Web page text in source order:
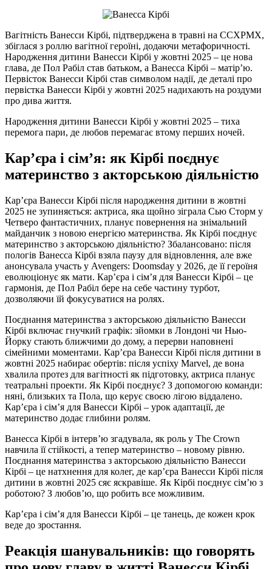
Вагітність Ванесси Кірбі, підтверджена в травні на CCXPMX,
збіглася з роллю вагітної героїні, додаючи метафоричності.
Народження дитини Ванесси Кірбі у жовтні 2025 – це нова
глава, де Пол Рабіл став батьком, а Ванесса Кірбі – матір’ю.
Первісток Ванесси Кірбі став символом надії, де деталі про
первістка Ванесси Кірбі у жовтні 2025 надихають на роздуми
про дива життя.
Народження дитини Ванесси Кірбі у жовтні 2025 – тиха
перемога пари, де любов перемагає втому перших ночей.
Кар’єра і сім’я: як Кірбі поєднує
материнство з акторською діяльністю
Кар’єра Ванесси Кірбі після народження дитини в жовтні
2025 не зупиняється: актриса, яка щойно зіграла Сью Сторм у
Четверо фантастичних, планує повернення на знімальний
майданчик з новою енергією материнства. Як Кірбі поєднує
материнство з акторською діяльністю? Збалансовано: після
пологів Ванесса Кірбі взяла паузу для відновлення, але вже
анонсувала участь у Avengers: Doomsday у 2026, де її героїня
еволюціонує як мати. Кар’єра і сім’я для Ванесси Кірбі – це
гармонія, де Пол Рабіл бере на себе частину турбот,
дозволяючи їй фокусуватися на ролях.
Поєднання материнства з акторською діяльністю Ванесси
Кірбі включає гнучкий графік: зйомки в Лондоні чи Нью-
Йорку стають ближчими до дому, а перерви наповнені
сімейними моментами. Кар’єра Ванесси Кірбі після дитини в
жовтні 2025 набирає обертів: після успіху Marvel, де вона
хвалила протез для вагітності як підготовку, актриса планує
театральні проекти. Як Кірбі поєднує? З допомогою команди:
няні, близьких та Пола, що керує своєю лігою віддалено.
Кар’єра і сім’я для Ванесси Кірбі – урок адаптації, де
материнство додає глибини ролям.
Ванесса Кірбі в інтерв’ю згадувала, як роль у The Crown
навчила її стійкості, а тепер материнство – новому рівню.
Поєднання материнства з акторською діяльністю Ванесси
Кірбі – це натхнення для колег, де кар’єра Ванесси Кірбі після
дитини в жовтні 2025 сяє яскравіше. Як Кірбі поєднує сім’ю з
роботою? З любов’ю, що робить все можливим.
Кар’єра і сім’я для Ванесси Кірбі – це танець, де кожен крок
веде до зростання.
Реакція шанувальників: що говорять